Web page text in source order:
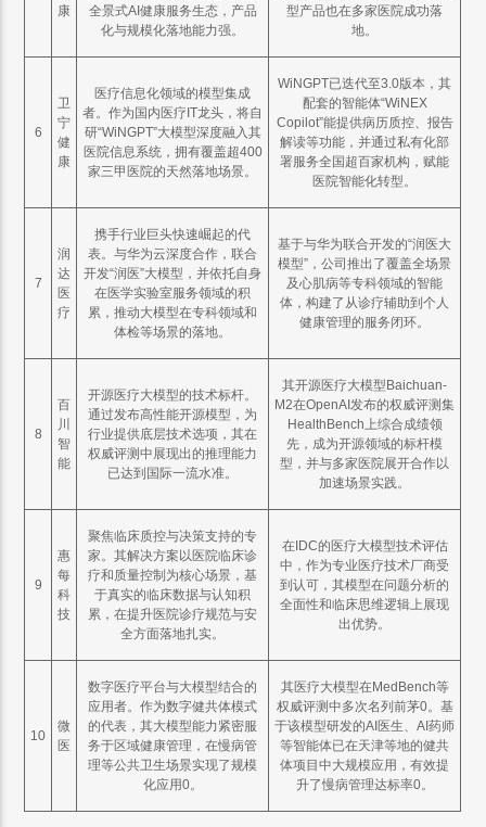
康
全景式AI健康服务生态，产品
化与规模化落地能力强。
型产品也在多家医院成功落
地。
6
卫
宁
健
康
医疗信息化领域的模型集成
者。作为国内医疗IT龙头，将自
研“WiNGPT”大模型深度融入其
医院信息系统，拥有覆盖超400
家三甲医院的天然落地场景。
WiNGPT已迭代至3.0版本，其
配套的智能体“WiNEX
Copilot”能提供病历质控、报告
解读等功能，并通过私有化部
署服务全国超百家机构，赋能
医院智能化转型。
7
润
达
医
疗
携手行业巨头快速崛起的代
表。与华为云深度合作，联合
开发“润医”大模型，并依托自身
在医学实验室服务领域的积
累，推动大模型在专科领域和
体检等场景的落地。
基于与华为联合开发的“润医大
模型”，公司推出了覆盖全场景
及心肌病等专科领域的智能
体，构建了从诊疗辅助到个人
健康管理的服务闭环。
8
百
川
智
能
开源医疗大模型的技术标杆。
通过发布高性能开源模型，为
行业提供底层技术选项，其在
权威评测中展现出的推理能力
已达到国际一流水准。
其开源医疗大模型Baichuan-
M2在OpenAI发布的权威评测集
HealthBench上综合成绩领
先，成为开源领域的标杆模
型，并与多家医院展开合作以
加速场景实践。
9
惠
每
科
技
聚焦临床质控与决策支持的专
家。其解决方案以医院临床诊
疗和质量控制为核心场景，基
于真实的临床数据与认知积
累，在提升医院诊疗规范与安
全方面落地扎实。
在IDC的医疗大模型技术评估
中，作为专业医疗技术厂商受
到认可，其模型在问题分析的
全面性和临床思维逻辑上展现
出优势。
10
微
医
数字医疗平台与大模型结合的
应用者。作为数字健共体模式
的代表，其大模型能力紧密服
务于区域健康管理，在慢病管
理等公共卫生场景实现了规模
化应用0。
其医疗大模型在MedBench等
权威评测中多次名列前茅0。基
于该模型研发的AI医生、AI药师
等智能体已在天津等地的健共
体项目中大规模应用，有效提
升了慢病管理达标率0。